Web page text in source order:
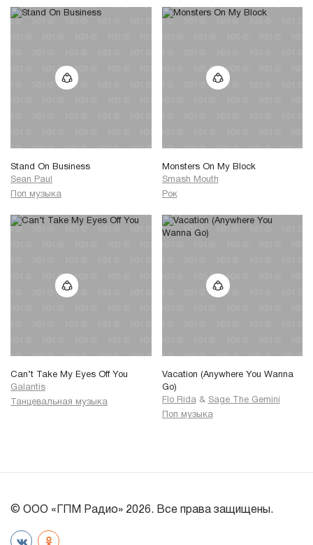
Stand On Business
Sean Paul
Поп музыка
Monsters On My Block
Smash Mouth
Рок
Can’t Take My Eyes Off You
Galantis
Танцевальная музыка
Vacation (Anywhere You Wanna
Go)
Flo Rida & Sage The Gemini
Поп музыка
© ООО «ГПМ Радио» 2026. Все права защищены.